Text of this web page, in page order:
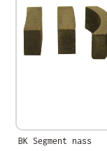
BK Segment nass